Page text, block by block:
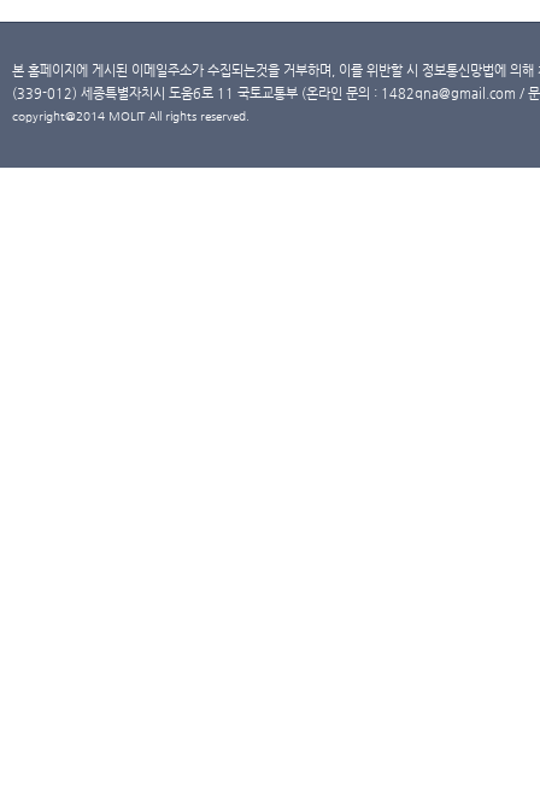
본 홈페이지에 게시된 이메일주소가 수집되는것을 거부하며, 이를 위반할 시 정보통신망법에 의
(339-012) 세종특별자치시 도움6로 11 국토교통부 (온라인 문의 : 1482qna@gmail.com /
copyright@2014 MOLIT All rights reserved.